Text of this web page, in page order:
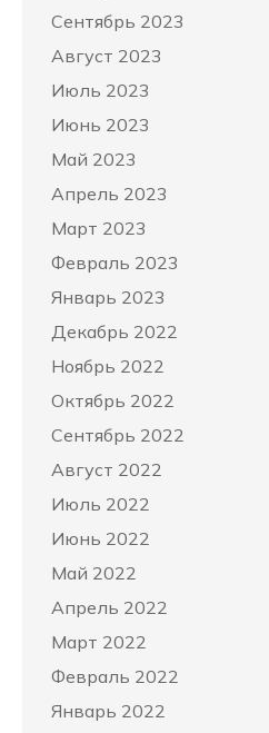
Сентябрь 2023
Август 2023
Июль 2023
Июнь 2023
Май 2023
Апрель 2023
Март 2023
Февраль 2023
Январь 2023
Декабрь 2022
Ноябрь 2022
Октябрь 2022
Сентябрь 2022
Август 2022
Июль 2022
Июнь 2022
Май 2022
Апрель 2022
Март 2022
Февраль 2022
Январь 2022